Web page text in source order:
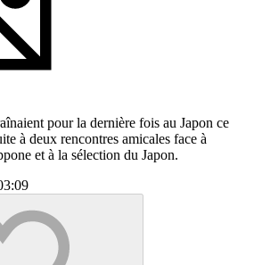
pour la dernière fois au Japon ce
à deux rencontres amicales face à
et à la sélection du Japon.